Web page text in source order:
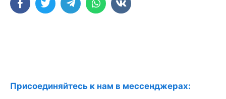
Присоединяйтесь к нам в мессенджерах: